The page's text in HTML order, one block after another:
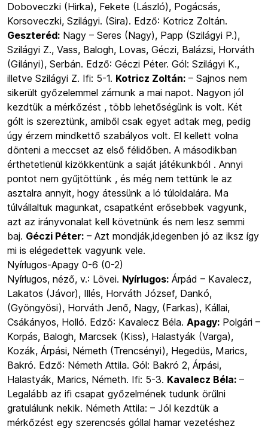
Doboveczki (Hirka), Fekete (László), Pogácsás,
Korsoveczki, Szilágyi. (Sira). Edző: Kotricz Zoltán.
Geszteréd: Nagy – Seres (Nagy), Papp (Szilágyi P.),
Szilágyi Z., Vass, Balogh, Lovas, Géczi, Balázsi, Horváth
(Gilányi), Serbán. Edző: Géczi Péter. Gól: Szilágyi K.,
illetve Szilágyi Z. Ifi: 5-1. Kotricz Zoltán: – Sajnos nem
sikerült győzelemmel zárnunk a mai napot. Nagyon jól
kezdtük a mérkőzést , több lehetőségünk is volt. Két
gólt is szereztünk, amiből csak egyet adtak meg, pedig
úgy érzem mindkettő szabályos volt. El kellett volna
dönteni a meccset az első félidőben. A másodikban
érthetetlenül kizökkentünk a saját játékunkból . Annyi
pontot nem gyűjtöttünk , és még nem tettünk le az
asztalra annyit, hogy átessünk a ló túloldalára. Ma
túlvállaltuk magunkat, csapatként erősebbek vagyunk,
azt az irányvonalat kell követnünk és nem lesz semmi
baj. Géczi Péter: – Azt mondják,idegenben jó az iksz így
mi is elégedettek vagyunk vele.
Nyírlugos-Apagy 0-6 (0-2)
Nyírlugos, néző, v.: Lövei. Nyírlugos: Árpád – Kavalecz,
Lakatos (Jávor), Illés, Horváth József, Dankó,
(Gyöngyösi), Horváth Jenő, Nagy, (Farkas), Kállai,
Csákányos, Holló. Edző: Kavalecz Béla. Apagy: Polgári –
Korpás, Balogh, Marcsek (Kiss), Halastyák (Varga),
Kozák, Árpási, Németh (Trencsényi), Hegedüs, Marics,
Bakró. Edző: Németh Attila. Gól: Bakró 2, Árpási,
Halastyák, Marics, Németh. Ifi: 5-3. Kavalecz Béla: –
Legalább az ifi csapat győzelmének tudunk örűlni
gratulálunk nekik. Németh Attila: – Jól kezdtük a
mérkőzést egy szerencsés góllal hamar vezetéshez